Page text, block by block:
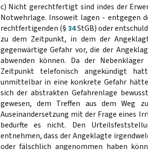
c) Nicht gerechtfertigt sind indes der
Notwehrlage. Insoweit lagen - entgegen
rechtfertigenden (§34StGB) oder
zu dem Zeitpunkt, in dem der
gegenwärtige Gefahr vor, die der
abwenden können. Da der
Zeitpunkt telefonisch angekündigt
unmittelbar in eine konkrete Gefahr
sich der abstrakten Gefahrenlage
gewesen, dem Treffen aus dem Weg
Auseinandersetzung mit der Frage eines
bedurfte es nicht. Den
entnehmen, dass der Angeklagte
oder fälschlich angenommen haben